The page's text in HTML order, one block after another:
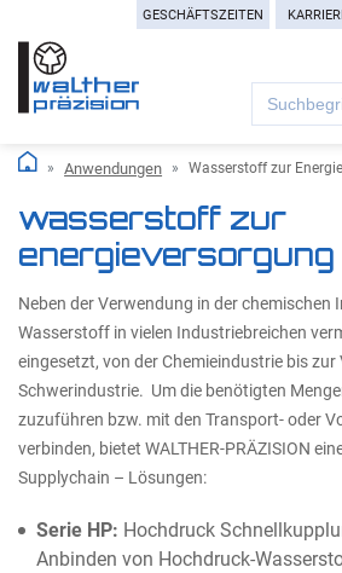
GESCHÄFTSZEITEN
Search
for:
Anwendungen Wasserstoff zur
wasserstoff zur
energieversorgung
Neben der Verwendung in der chemischen
Wasserstoff in vielen Industriebreichen
eingesetzt, von der Chemieindustrie bis
Schwerindustrie. Um die benötigten
zuzuführen bzw. mit den Transport- oder
verbinden, bietet WALTHER-PRÄZISION
Supplychain – Lösungen:
Serie HP: Hochdruck
Anbinden von Hochdruck-